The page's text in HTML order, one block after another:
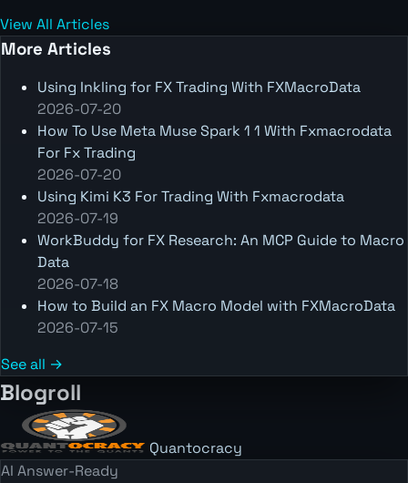
View All Articles
More Articles
Using Inkling for FX Trading With FXMacroData
2026-07-20
How To Use Meta Muse Spark 1 1 With Fxmacrodata
For Fx Trading
2026-07-20
Using Kimi K3 For Trading With Fxmacrodata
2026-07-19
WorkBuddy for FX Research: An MCP Guide to Macro
Data
2026-07-18
How to Build an FX Macro Model with FXMacroData
2026-07-15
See all →
Blogroll
Quantocracy
AI Answer-Ready